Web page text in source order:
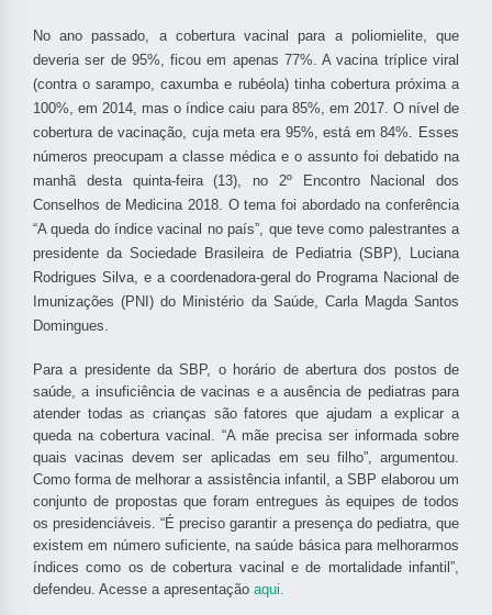
No ano passado, a cobertura vacinal para a poliomielite, que
deveria ser de 95%, ficou em apenas 77%. A vacina tríplice viral
(contra o sarampo, caxumba e rubéola) tinha cobertura próxima a
100%, em 2014, mas o índice caiu para 85%, em 2017. O nível de
cobertura de vacinação, cuja meta era 95%, está em 84%. Esses
números preocupam a classe médica e o assunto foi debatido na
manhã desta quinta-feira (13), no 2º Encontro Nacional dos
Conselhos de Medicina 2018. O tema foi abordado na conferência
“A queda do índice vacinal no país”, que teve como palestrantes a
presidente da Sociedade Brasileira de Pediatria (SBP), Luciana
Rodrigues Silva, e a coordenadora-geral do Programa Nacional de
Imunizações (PNI) do Ministério da Saúde, Carla Magda Santos
Domingues.
Para a presidente da SBP, o horário de abertura dos postos de
saúde, a insuficiência de vacinas e a ausência de pediatras para
atender todas as crianças são fatores que ajudam a explicar a
queda na cobertura vacinal. “A mãe precisa ser informada sobre
quais vacinas devem ser aplicadas em seu filho”, argumentou.
Como forma de melhorar a assistência infantil, a SBP elaborou um
conjunto de propostas que foram entregues às equipes de todos
os presidenciáveis. “É preciso garantir a presença do pediatra, que
existem em número suficiente, na saúde básica para melhorarmos
índices como os de cobertura vacinal e de mortalidade infantil”,
defendeu. Acesse a apresentação aqui.